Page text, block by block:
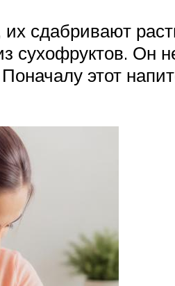
сдабривают
сухофруктов. Он
этот